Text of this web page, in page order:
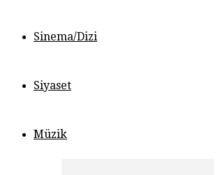
Sinema/Dizi
Siyaset
Müzik